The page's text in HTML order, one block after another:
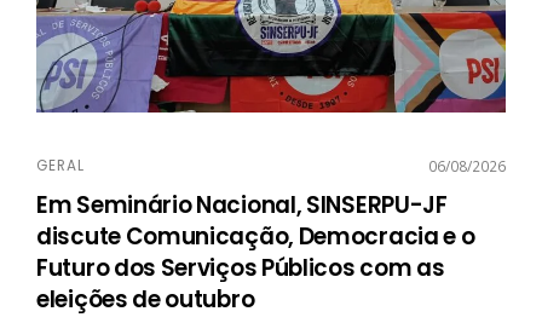
GERAL 06/08/2026
Em Seminário Nacional, SINSERPU-JF
discute Comunicação, Democracia e o
Futuro dos Serviços Públicos com as
eleições de outubro